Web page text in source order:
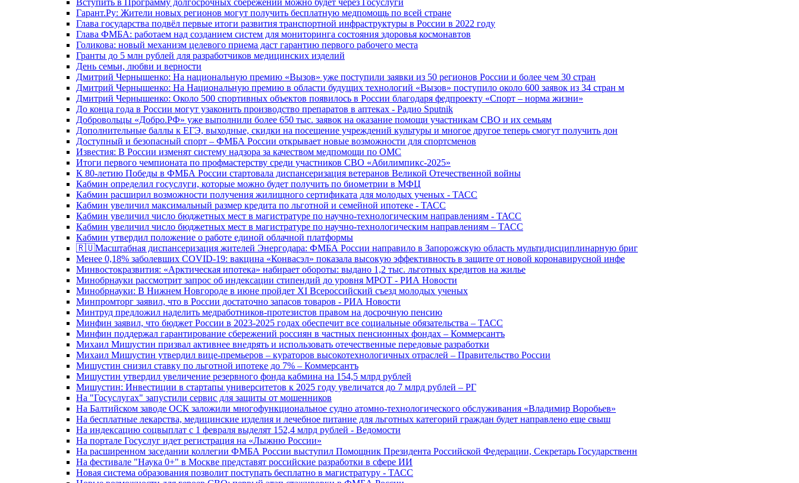
Вступить в Программу долгосрочных сбережений можно будет через Госуслуги
Гарант.Ру: Жители новых регионов могут получить бесплатную медпомощь по всей стране
Глава государства подвёл первые итоги развития транспортной инфраструктуры в России в 2022 году
Глава ФМБА: работаем над созданием систем для мониторинга состояния здоровья космонавтов
Голикова: новый механизм целевого приема даст гарантию первого рабочего места
Гранты до 5 млн рублей для разработчиков медицинских изделий
День семьи, любви и верности
Дмитрий Чернышенко: На национальную премию «Вызов» уже поступили заявки из 50 регионов России и более чем 30 стран
Дмитрий Чернышенко: На Национальную премию в области будущих технологий «Вызов» поступило около 600 заявок из 34 стран м
Дмитрий Чернышенко: Около 500 спортивных объектов появилось в России благодаря федпроекту «Спорт – норма жизни»
До конца года в России могут узаконить производство препаратов в аптеках - Радио Sputnik
Добровольцы «Добро.РФ» уже выполнили более 650 тыс. заявок на оказание помощи участникам СВО и их семьям
Дополнительные баллы к ЕГЭ, выходные, скидки на посещение учреждений культуры и многое другое теперь смогут получить дон
Доступный и безопасный спорт – ФМБА России открывает новые возможности для спортсменов
Известия: В России изменят систему надзора за качеством медпомощи по ОМС
Итоги первого чемпионата по профмастерству среди участников СВО «Абилимпикс-2025»
К 80-летию Победы в ФМБА России стартовала диспансеризация ветеранов Великой Отечественной войны
Кабмин определил госуслуги, которые можно будет получить по биометрии в МФЦ
Кабмин расширил возможности получения жилищного сертификата для молодых ученых - ТАСС
Кабмин увеличил максимальный размер кредита по льготной и семейной ипотеке - ТАСС
Кабмин увеличил число бюджетных мест в магистратуре по научно-технологическим направлениям - ТАСС
Кабмин увеличил число бюджетных мест в магистратуре по научно-технологическим направлениям – ТАСС
Кабмин утвердил положение о работе единой облачной платформы
🇷🇺Масштабная диспансеризация жителей Энергодара: ФМБА России направило в Запорожскую область мультидисциплинарную бриг
Менее 0,18% заболевших COVID-19: вакцина «Конвасэл» показала высокую эффективность в защите от новой коронавирусной инфе
Минвостокразвития: «Арктическая ипотека» набирает обороты: выдано 1,2 тыс. льготных кредитов на жилье
Минобрнауки рассмотрит запрос об индексации стипендий до уровня МРОТ - РИА Новости
Минобрнауки: В Нижнем Новгороде в июне пройдет XI Всероссийский съезд молодых ученых
Минпромторг заявил, что в России достаточно запасов товаров - РИА Новости
Минтруд предложил наделить медработников-протезистов правом на досрочную пенсию
Минфин заявил, что бюджет России в 2023-2025 годах обеспечит все социальные обязательства – ТАСС
Минфин поддержал гарантирование сбережений россиян в частных пенсионных фондах – Коммерсантъ
Михаил Мишустин призвал активнее внедрять и использовать отечественные передовые разработки
Михаил Мишустин утвердил вице-премьеров – кураторов высокотехнологичных отраслей – Правительство России
Мишустин снизил ставку по льготной ипотеке до 7% – Коммерсантъ
Мишустин утвердил увеличение резервного фонда кабмина на 154,5 млрд рублей
Мишустин: Инвестиции в стартапы университетов к 2025 году увеличатся до 7 млрд рублей – РГ
На "Госуслугах" запустили сервис для защиты от мошенников
На Балтийском заводе ОСК заложили многофункциональное судно атомно-технологического обслуживания «Владимир Воробьев»
На бесплатные лекарства, медицинские изделия и лечебное питание для льготных категорий граждан будет направлено еще свыш
На индексацию соцвыплат с 1 февраля выделят 152,4 млрд рублей - Ведомости
На портале Госуслуг идет регистрация на «Лыжню России»
На расширенном заседании коллегии ФМБА России выступил Помощник Президента Российской Федерации, Секретарь Государственн
На фестивале "Наука 0+" в Москве представят российские разработки в сфере ИИ
Новая система образования позволит поступать бесплатно в магистратуру - ТАСС